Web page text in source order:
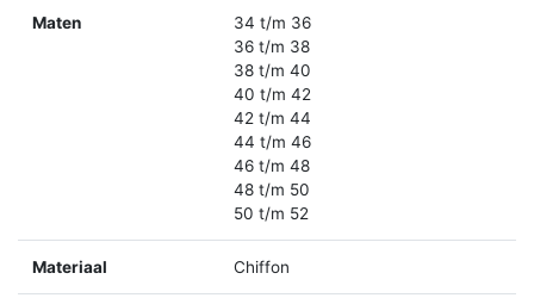
Maten
34 t/m 36
36 t/m 38
38 t/m 40
40 t/m 42
42 t/m 44
44 t/m 46
46 t/m 48
48 t/m 50
50 t/m 52
Materiaal Chiffon